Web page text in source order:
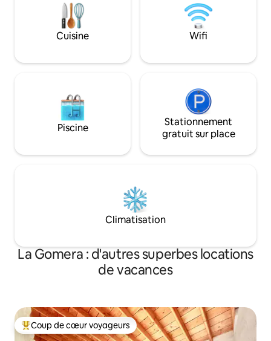
reliés depuis la sortie même de la
amateurs de randonnée et à la nature
ou tout simplement à se déconnecter
de trois chambres doubles dont deux
chambre sans mezzanine seulement
pour deux , un lit bébé disponible. Une
salle de bain avec un grand bain à
remous à partir de laquelle vous pouvez
douche. Une cuisine avec machine à
fenêtres et terrasse vue sur la mer.
chambre
double. Cuisine
connexion Wi-Fi
satellite sont
voyageurs nos
avocats.
Cuisine Wifi
Piscine
Stationnement
gratuit sur place
Climatisation
La Gomera : d'autres superbes locations
de vacances
Coups de cœur voyageurs les plus appréciés
Coup de cœur voyageurs